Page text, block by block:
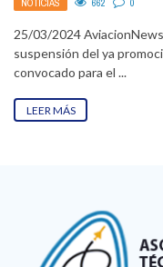
NOTICIAS 662 0
25/03/2024
suspensión del ya
convocado para el ...
LEER MÁS